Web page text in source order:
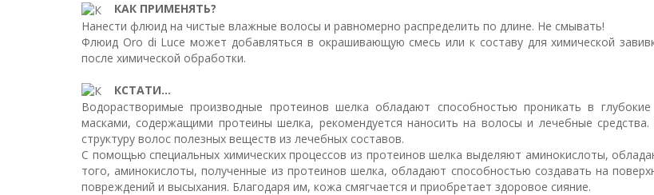
КАК ПРИМЕНЯТЬ?
Нанести флюид на чистые влажные волосы и равномерно распределить по длине. Не смывать!
Флюид Oro di Luce может добавляться в окрашивающую смесь или к составу для химической
после химической обработки.
КСТАТИ...
Водорастворимые производные протеинов шелка обладают способностью проникать в
масками, содержащими протеины шелка, рекомендуется наносить на волосы и лечебные
структуру волос полезных веществ из лечебных составов.
С помощью специальных химических процессов из протеинов шелка выделяют аминокислоты,
того, аминокислоты, полученные из протеинов шелка, обладают способностью создавать на
повреждений и высыхания. Благодаря им, кожа смягчается и приобретает здоровое сияние.